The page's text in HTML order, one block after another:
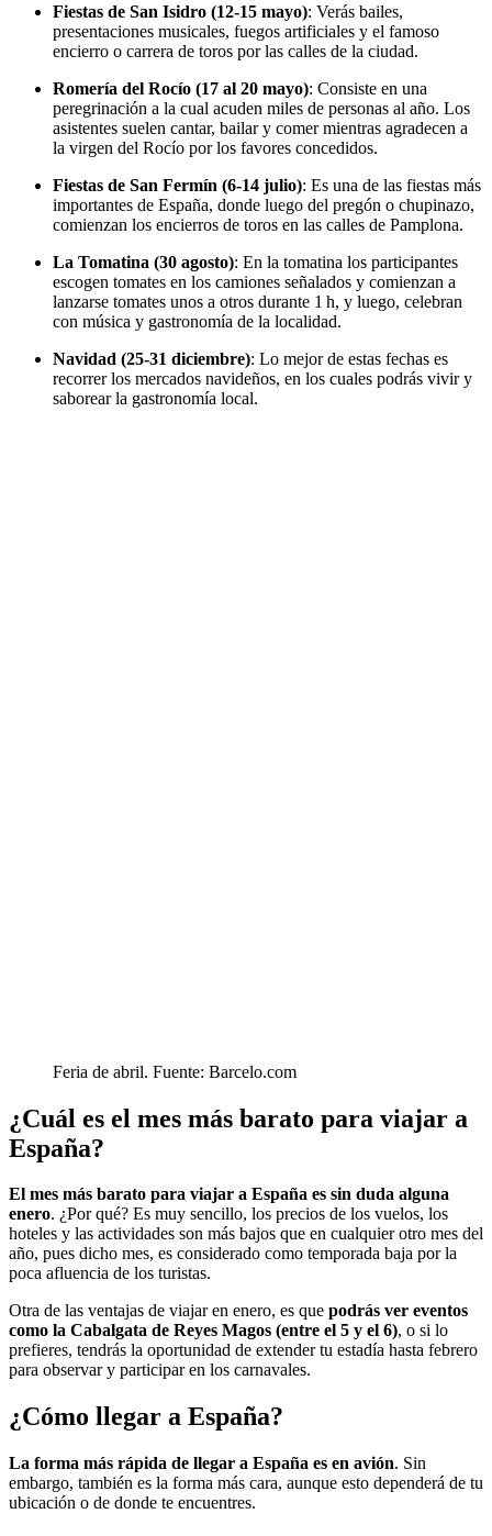
Fiestas de San Isidro (12-15 mayo): Verás bailes,
presentaciones musicales, fuegos artificiales y el famoso
encierro o carrera de toros por las calles de la ciudad.
Romería del Rocío (17 al 20 mayo): Consiste en una
peregrinación a la cual acuden miles de personas al año. Los
asistentes suelen cantar, bailar y comer mientras agradecen a
la virgen del Rocío por los favores concedidos.
Fiestas de San Fermín (6-14 julio): Es una de las fiestas más
importantes de España, donde luego del pregón o chupinazo,
comienzan los encierros de toros en las calles de Pamplona.
La Tomatina (30 agosto): En la tomatina los participantes
escogen tomates en los camiones señalados y comienzan a
lanzarse tomates unos a otros durante 1 h, y luego, celebran
con música y gastronomía de la localidad.
Navidad (25-31 diciembre): Lo mejor de estas fechas es
recorrer los mercados navideños, en los cuales podrás vivir y
saborear la gastronomía local.
Feria de abril. Fuente: Barcelo.com
¿Cuál es el mes más barato para viajar a
España?
El mes más barato para viajar a España es sin duda alguna
enero. ¿Por qué? Es muy sencillo, los precios de los vuelos, los
hoteles y las actividades son más bajos que en cualquier otro mes del
año, pues dicho mes, es considerado como temporada baja por la
poca afluencia de los turistas.
Otra de las ventajas de viajar en enero, es que podrás ver eventos
como la Cabalgata de Reyes Magos (entre el 5 y el 6), o si lo
prefieres, tendrás la oportunidad de extender tu estadía hasta febrero
para observar y participar en los carnavales.
¿Cómo llegar a España?
La forma más rápida de llegar a España es en avión. Sin
embargo, también es la forma más cara, aunque esto dependerá de tu
ubicación o de donde te encuentres.